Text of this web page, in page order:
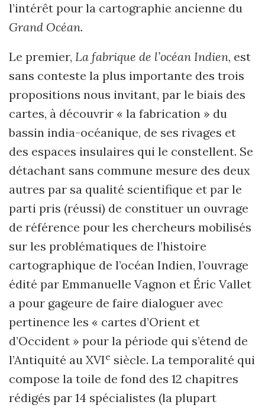
l’intérêt pour la cartographie ancienne du
Grand Océan.
Le premier, La fabrique de l’océan Indien, est
sans conteste la plus importante des trois
propositions nous invitant, par le biais des
cartes, à découvrir « la fabrication » du
bassin india-océanique, de ses rivages et
des espaces insulaires qui le constellent. Se
détachant sans commune mesure des deux
autres par sa qualité scientifique et par le
parti pris (réussi) de constituer un ouvrage
de référence pour les chercheurs mobilisés
sur les problématiques de l’histoire
cartographique de l’océan Indien, l’ouvrage
édité par Emmanuelle Vagnon et Éric Vallet
a pour gageure de faire dialoguer avec
pertinence les « cartes d’Orient et
d’Occident » pour la période qui s’étend de
l’Antiquité au XVIe siècle. La temporalité qui
compose la toile de fond des 12 chapitres
rédigés par 14 spécialistes (la plupart